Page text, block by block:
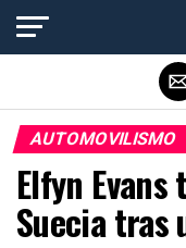
AUTOMOVILISMO
Elfyn
Suecia